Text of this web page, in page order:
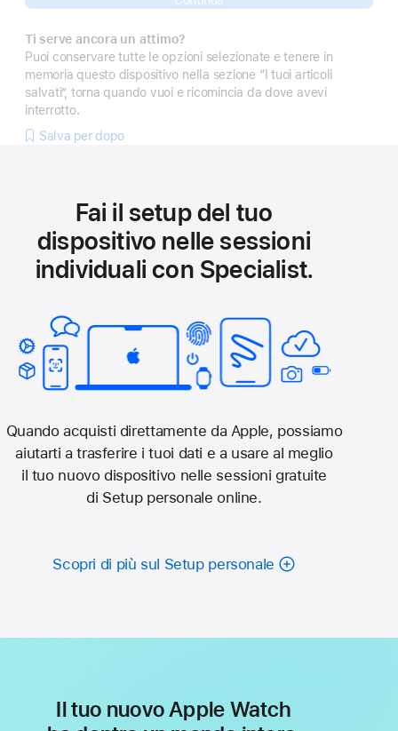
Ti serve ancora un attimo?
Puoi conservare tutte le opzioni selezionate e tenere in
memoria questo dispositivo nella sezione “I tuoi articoli
salvati”, torna quando vuoi e ricomincia da dove avevi
interrotto.
Salva per dopo
Fai il setup del tuo
dispositivo nelle sessioni
individuali con Specialist.
Quando acquisti direttamente da Apple, possiamo
aiutarti a trasferire i tuoi dati e a usare al meglio
il tuo nuovo dispositivo nelle sessioni gratuite
di Setup personale online.
Scopri di più sul Setup personale
Il tuo nuovo Apple Watch